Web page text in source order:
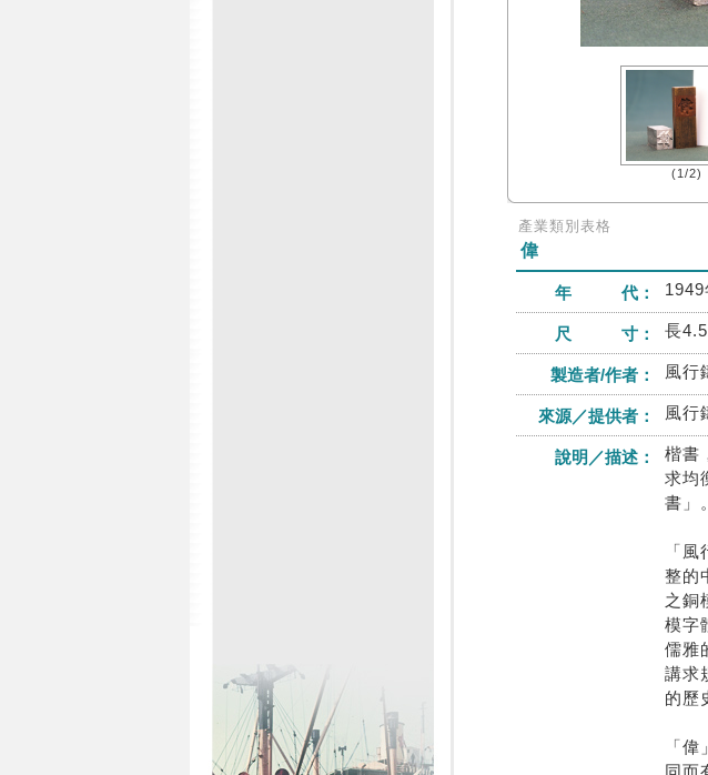
(1/2)
產業類別表格
偉
年 代：
尺 寸： 長
製造者/作者： 風行
來源／提供者： 風行
說明／描述：
楷書
求均
書」。
「
整的
之銅
模字
儒雅
講求
的歷
「
同而